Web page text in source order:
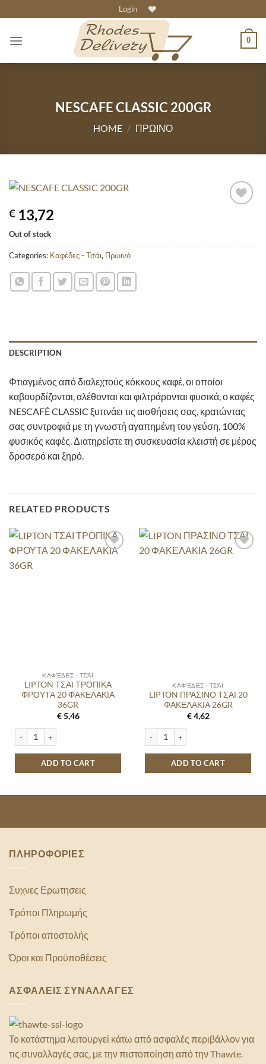
to
content
Login
0
NESCAFE CLASSIC 200GR
HOME / ΠΡΩΙΝΌ
€ 13,72
Out of stock
Categories: Καφέδες - Τσάι, Πρωινό
DESCRIPTION
Φτιαγμένος από διαλεχτούς κόκκους καφέ, οι οποίοι
καβουρδίζονται, αλέθονται και φιλτράρονται φυσικά, ο καφές
NESCAFÉ CLASSIC ξυπνάει τις αισθήσεις σας, κρατώντας
σας συντροφιά με τη γνωστή αγαπημένη του γεύση. 100%
φυσικός καφές. Διατηρείστε τη συσκευασία κλειστή σε μέρος
δροσερό και ξηρό.
RELATED PRODUCTS
ΚΑΦΈΔΕΣ - ΤΣΆΙ
LIPTON ΤΣΑΙ ΤΡΟΠΙΚΑ
ΦΡΟΥΤΑ 20 ΦΑΚΕΛΑΚΙΑ
36GR
€5,46
LIPTON ΤΣΑΙ ΤΡΟΠΙΚΑ ΦΡΟΥΤΑ 20 ΦΑΚΕΛΑΚΙΑ 36GR quantity
ADD TO CART
ΚΑΦΈΔΕΣ - ΤΣΆΙ
LIPTON ΠΡΑΣΙΝΟ ΤΣΑΙ 20
ΦΑΚΕΛΑΚΙΑ 26GR
€4,62
LIPTON ΠΡΑΣΙΝΟ ΤΣΑΙ 20
ADD TO CART
ΠΛΗΡΟΦΟΡΙΕΣ
Συχνες Ερωτησεις
Τρόποι Πληρωμής
Τρόποι αποστολής
Όροι και Προϋποθέσεις
ΑΣΦΑΛΕΙΣ ΣΥΝΑΛΛΑΓΕΣ
Το κατάστημα λειτουργεί κάτω από ασφαλές περιβάλλον για
τις συναλλαγές σας, με την πιστοποίηση από την Thawte.